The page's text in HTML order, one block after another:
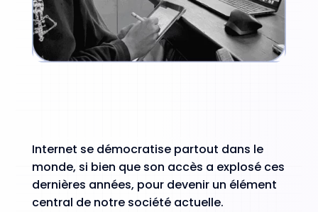
Internet se démocratise partout dans le
monde, si bien que son accès a explosé ces
dernières années, pour devenir un élément
central de notre société actuelle.